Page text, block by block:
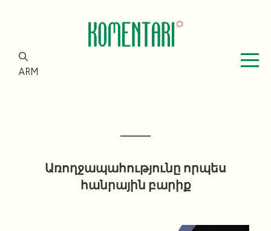
ARM
Առողջապահությունը որպես
հանրային բարիք